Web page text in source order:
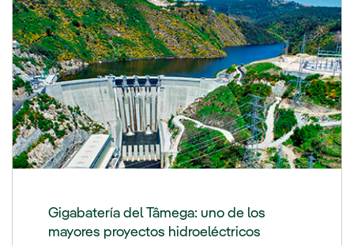
Gigabatería del Tâmega: uno de los
mayores proyectos hidroeléctricos